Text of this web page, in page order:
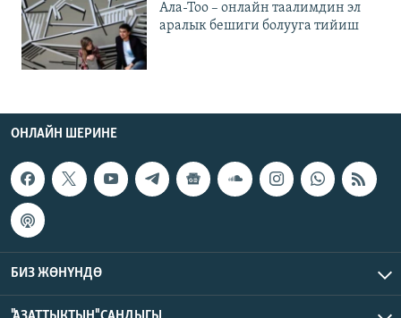
Ала-Тоо – онлайн таалимдин эл
аралык бешиги болууга тийиш
ОНЛАЙН ШЕРИНЕ
БИЗ ЖӨНҮНДӨ